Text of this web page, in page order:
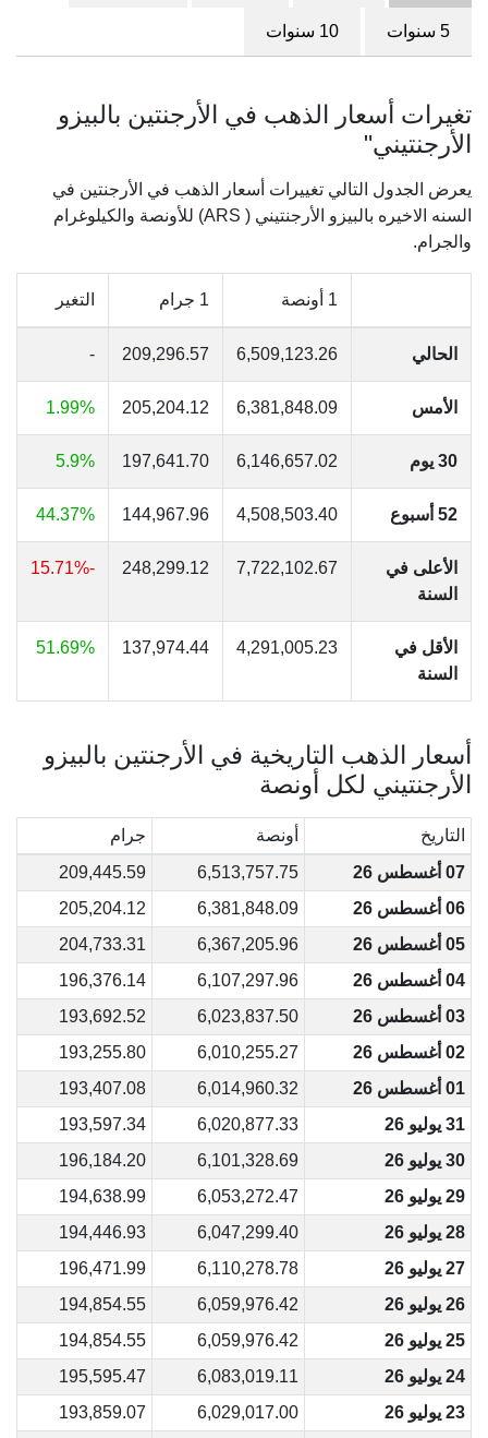
5 سنوات 10 سنوات
تغيرات أسعار الذهب في الأرجنتين بالبيزو
الأرجنتيني"
يعرض الجدول التالي تغييرات أسعار الذهب في الأرجنتين في
السنه الاخيره بالبيزو الأرجنتيني ( ARS) للأونصة والكيلوغرام
والجرام.
1 أونصة 1 جرام التغير
الحالي 6,509,123.26
209,296.57
-
الأمس 6,381,848.09
205,204.12
1.99%
30 يوم 6,146,657.02
197,641.70
5.9%
52 أسبوع 4,508,503.40
144,967.96
44.37%
الأعلى في
السنة
7,722,102.67
248,299.12
-15.71%
الأقل في
السنة
4,291,005.23
137,974.44
51.69%
أسعار الذهب التاريخية في الأرجنتين بالبيزو
الأرجنتيني لكل أونصة
التاريخ أونصة
جرام
07 أغسطس 26
6,513,757.75
209,445.59
06 أغسطس 26
6,381,848.09
205,204.12
05 أغسطس 26
6,367,205.96
204,733.31
04 أغسطس 26
6,107,297.96
196,376.14
03 أغسطس 26
6,023,837.50
193,692.52
02 أغسطس 26
6,010,255.27
193,255.80
01 أغسطس 26
6,014,960.32
193,407.08
31 يوليو 26
6,020,877.33
193,597.34
30 يوليو 26
6,101,328.69
196,184.20
29 يوليو 26
6,053,272.47
194,638.99
28 يوليو 26
6,047,299.40
194,446.93
27 يوليو 26
6,110,278.78
196,471.99
26 يوليو 26
6,059,976.42
194,854.55
25 يوليو 26
6,059,976.42
194,854.55
24 يوليو 26
6,083,019.11
195,595.47
23 يوليو 26
6,029,017.00
193,859.07